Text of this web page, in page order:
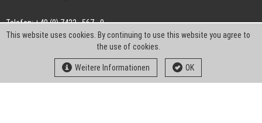
Telefon: +49 (0) 7422 . 567 - 0
Telefax: +49 (0) 7422 . 567 - 239
info-ch@kern-liebers.com
This website uses cookies. By continuing to use this website you agree to
the use of cookies.
Weitere Informationen OK